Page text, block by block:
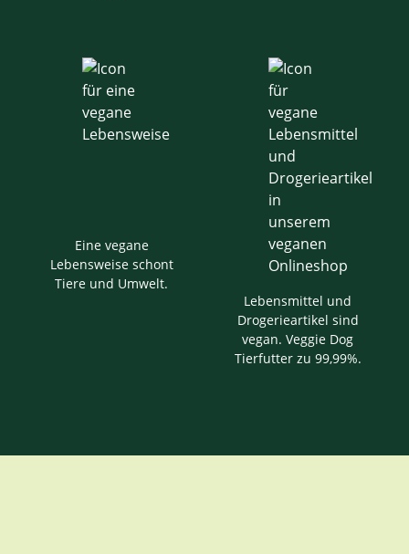
Eine vegane
Lebensweise schont
Tiere und Umwelt.
Lebensmittel und
Drogerieartikel sind
vegan. Veggie Dog
Tierfutter zu 99,99%.